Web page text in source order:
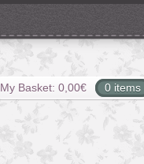
My Basket: 0,00€ 0 items